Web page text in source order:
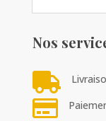
Nos

